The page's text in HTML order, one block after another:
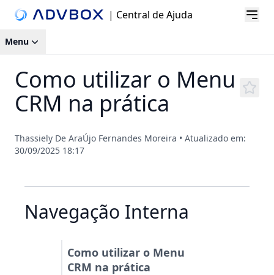
| Central de Ajuda
Menu
Como utilizar o Menu
CRM na prática
Thassiely De AraÚjo Fernandes Moreira • Atualizado em:
30/09/2025 18:17
Navegação Interna
Como utilizar o Menu
CRM na prática